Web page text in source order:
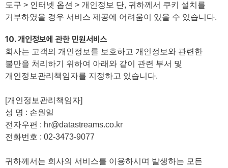
도구 > 인터넷 옵션 > 개인정보 단, 귀하께서 쿠키 설치를
거부하였을 경우 서비스 제공에 어려움이 있을 수 있습니다.
10. 개인정보에 관한 민원서비스
회사는 고객의 개인정보를 보호하고 개인정보와 관련한
불만을 처리하기 위하여 아래와 같이 관련 부서 및
개인정보관리책임자를 지정하고 있습니다.
[개인정보관리책임자]
성 명 : 손원일
전자우편 : hr@datastreams.co.kr
전화번호 : 02-3473-9077
귀하께서는 회사의 서비스를 이용하시며 발생하는 모든